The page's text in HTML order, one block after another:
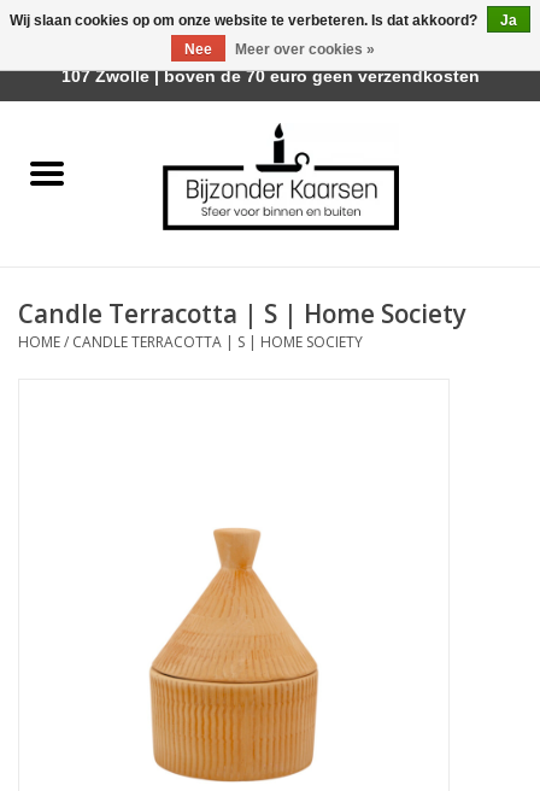
Räder Design Stories
Geurkaarsen
Kaarsen accessoires
Relatiegeschenken & Bedankjes
Candle Terracotta | S | Home Society
HOME/ CANDLE TERRACOTTA | S | HOME SOCIETY
Wij slaan cookies op om onze website te verbeteren. Is dat akkoord?
Ja
Nee
Meer over cookies »
Afhalen is mogelijk bij Trotz Woon & Cadeau | Belvederelaan
107 Zwolle | boven de 70 euro geen verzendkosten